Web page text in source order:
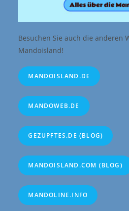
Besuchen Sie auch die anderen
Mandoisland!
MANDOISLAND.DE
MANDOWEB.DE
GEZUPFTES.DE (BLOG)
MANDOISLAND.COM (BLOG)
MANDOLINE.INFO